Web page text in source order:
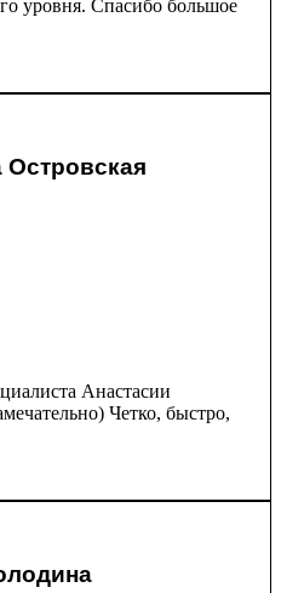
уровня. Спасибо большое
Островская
Анастасии
Четко, быстро,